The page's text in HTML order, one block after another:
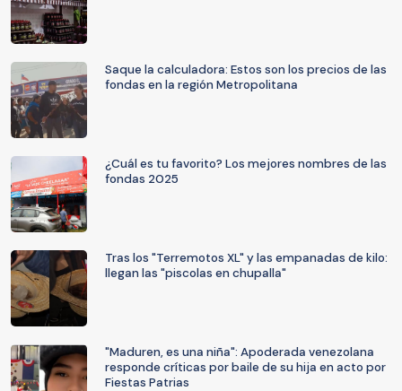
Saque la calculadora: Estos son los precios de las
fondas en la región Metropolitana
¿Cuál es tu favorito? Los mejores nombres de las
fondas 2025
Tras los "Terremotos XL" y las empanadas de kilo:
llegan las "piscolas en chupalla"
"Maduren, es una niña": Apoderada venezolana
responde críticas por baile de su hija en acto por
Fiestas Patrias